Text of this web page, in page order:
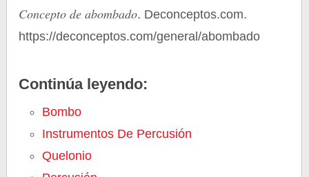
Concepto de abombado. Deconceptos.com.
https://deconceptos.com/general/abombado
Continúa leyendo:
Bombo
Instrumentos De Percusión
Quelonio